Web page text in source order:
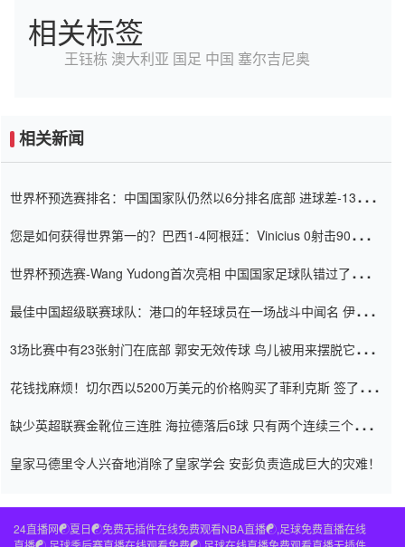
相关标签
王钰栋 澳大利亚 国足 中国 塞尔吉尼奥
相关新闻
世界杯预选赛排名：中国国家队仍然以6分排名底部 进球差-13令人
您是如何获得世界第一的？巴西1-4阿根廷：Vinicius 0射击90分钟
世界杯预选赛-Wang Yudong首次亮相 中国国家足球队错过了世界
最佳中国超级联赛球队：港口的年轻球员在一场战斗中闻名 伊万放
3场比赛中有23张射门在底部 郭安无效传球 鸟儿被用来摆脱它
花钱找麻烦！切尔西以5200万美元的价格购买了菲利克斯 签了7年
缺少英超联赛金靴位三连胜 海拉德落后6球 只有两个连续三个连续
皇家马德里令人兴奋地消除了皇家学会 安彭负责造成巨大的灾难！
24直播网☯️夏日☯️免费无插件在线免费观看NBA直播☯️,足球免费直播在线